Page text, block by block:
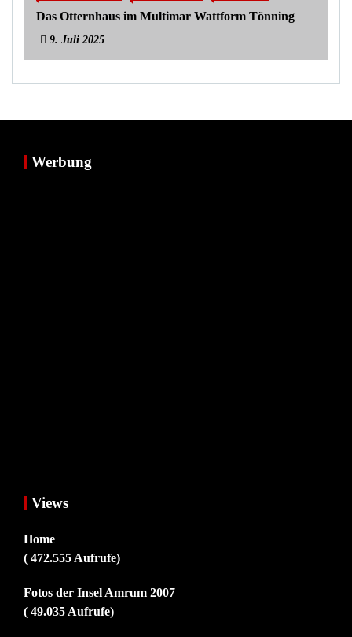
Das Otternhaus im Multimar Wattform Tönning
9. Juli 2025
Werbung
Views
Home
( 472.555 Aufrufe)
Fotos der Insel Amrum 2007
( 49.035 Aufrufe)